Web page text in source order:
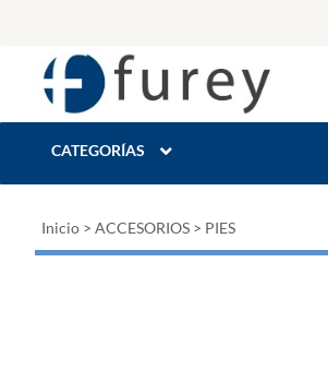
CATEGORÍAS
Inicio > ACCESORIOS > PIES